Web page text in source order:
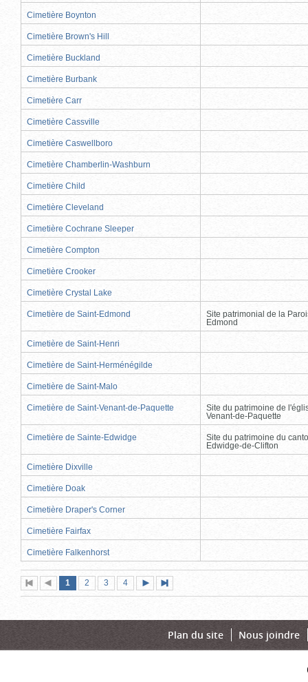
Cimetière Boynton
Cimetière Brown's Hill
Cimetière Buckland
Cimetière Burbank
Cimetière Carr
Cimetière Cassville
Cimetière Caswellboro
Cimetière Chamberlin-Washburn
Cimetière Child
Cimetière Cleveland
Cimetière Cochrane Sleeper
Cimetière Compton
Cimetière Crooker
Cimetière Crystal Lake
Cimetière de Saint-Edmond
Site patrimonial de la
Edmond
Cimetière de Saint-Henri
Cimetière de Saint-Herménégilde
Cimetière de Saint-Malo
Cimetière de Saint-Venant-de-Paquette
Site du patrimoine de
Venant-de-Paquette
Cimetière de Sainte-Edwidge
Site du patrimoine du
Edwidge-de-Clifton
Cimetière Dixville
Cimetière Doak
Cimetière Draper's Corner
Cimetière Fairfax
Cimetière Falkenhorst
Première
page
Page
précédente
Page
1 (page
actuelle)
Page
2 Page
3 Page
4
suivante
page
Plan du site Nous joindre